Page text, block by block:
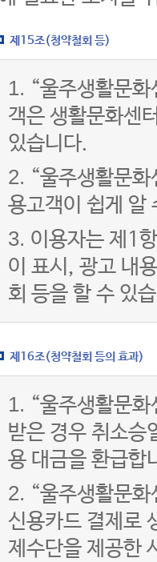
제15조(청약철회 등)
1. “울주생활문
객은 생활문화센
있습니다.
2. “울주생활문
용고객이 쉽게 알
3. 이용자는 제1
이 표시, 광고 내
회 등을 할 수 있
제16조(청약철회 등의 효과)
1. “울주생활문
받은 경우 취소승
용 대금을 환급합
2. “울주생활문
신용카드 결제로
제수단을 제공한